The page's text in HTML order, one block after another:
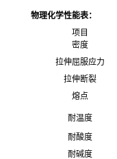
物理化学性能表：
项目
密度
拉伸屈服应力
拉伸断裂
熔点
耐温度
耐酸度
耐碱度